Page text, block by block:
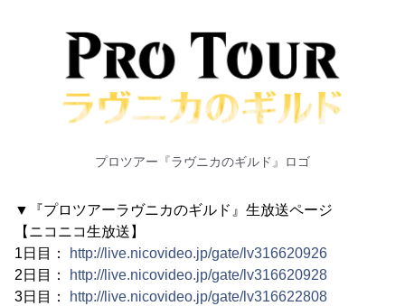
プロツアー『ラヴニカのギルド』ロゴ
▼『プロツアーラヴニカのギルド』生放送ページ
【ニコニコ生放送】
1日目：
http://live.nicovideo.jp/gate/lv316620926
2日目：
http://live.nicovideo.jp/gate/lv316620928
3日目：
http://live.nicovideo.jp/gate/lv316622808